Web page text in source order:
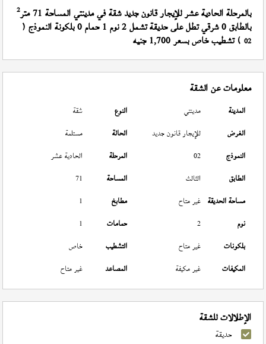
بالمرحلة الحادية عشر للإيجار قانون جديد شقة في مدينتي المساحة 71 متر 2
بالطابق 0 شرقي تطل على حديقة تشمل 2 نوم 1 حمام 0 بلكونة النموذج (
02 ) تشطيب خاص بسعر 1,700 جنيه
معلومات عن الشقة
المدينة مدينتي النوع
شقة
الغرض
للإيجار قانون جديد الحالة
مستلمة
النموذج
02 المرحلة
الحادية عشر
الطابق
الثالث المساحة
71
مساحة الحديقة غير متاح مطابخ
1
نوم
2 حمامات
1
بلكونات
غير متاح التشطيب
خاص
المكيفات
غير مكيفة المصاعد غير متاح
الإطلالات للشقة
حديقة